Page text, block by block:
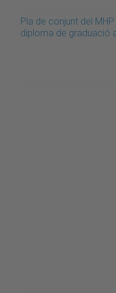
Pla de conjunt del
diploma de graduació